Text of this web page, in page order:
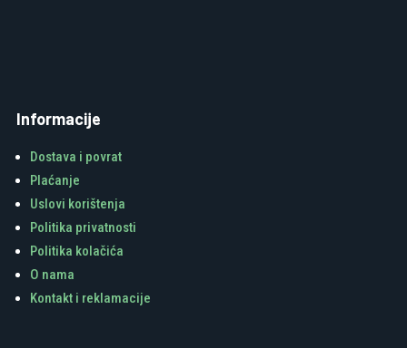
Informacije
Dostava i povrat
Plaćanje
Uslovi korištenja
Politika privatnosti
Politika kolačića
O nama
Kontakt i reklamacije